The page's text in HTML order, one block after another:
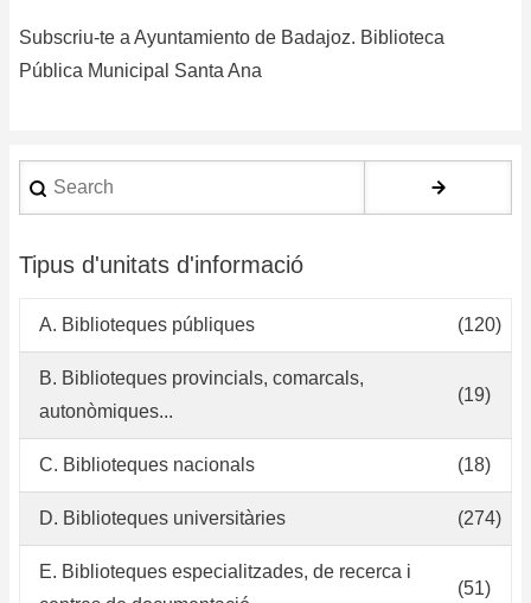
Subscriu-te a Ayuntamiento de Badajoz. Biblioteca
Pública Municipal Santa Ana
Search
Tipus d'unitats d'informació
A. Biblioteques públiques (120)
B. Biblioteques provincials, comarcals,
autonòmiques...
(19)
C. Biblioteques nacionals (18)
D. Biblioteques universitàries (274)
E. Biblioteques especialitzades, de recerca i
(51)